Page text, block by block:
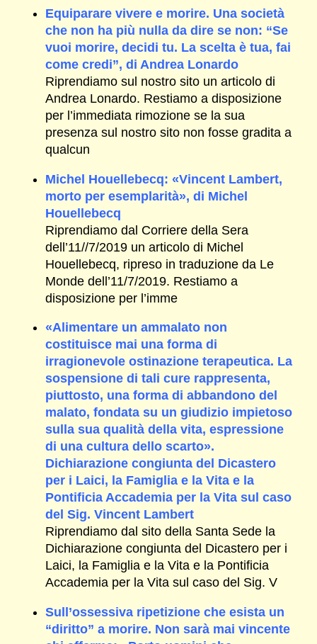
Equiparare vivere e morire. Una società
che non ha più nulla da dire se non: “Se
vuoi morire, decidi tu. La scelta è tua, fai
come credi”, di Andrea Lonardo
Riprendiamo sul nostro sito un articolo di
Andrea Lonardo. Restiamo a disposizione
per l’immediata rimozione se la sua
presenza sul nostro sito non fosse gradita a
qualcun
Michel Houellebecq: «Vincent Lambert,
morto per esemplarità», di Michel
Houellebecq
Riprendiamo dal Corriere della Sera
dell’11//7/2019 un articolo di Michel
Houellebecq, ripreso in traduzione da Le
Monde dell’11/7/2019. Restiamo a
disposizione per l’imme
«Alimentare un ammalato non
costituisce mai una forma di
irragionevole ostinazione terapeutica. La
sospensione di tali cure rappresenta,
piuttosto, una forma di abbandono del
malato, fondata su un giudizio impietoso
sulla sua qualità della vita, espressione
di una cultura dello scarto».
Dichiarazione congiunta del Dicastero
per i Laici, la Famiglia e la Vita e la
Pontificia Accademia per la Vita sul caso
del Sig. Vincent Lambert
Riprendiamo dal sito della Santa Sede la
Dichiarazione congiunta del Dicastero per i
Laici, la Famiglia e la Vita e la Pontificia
Accademia per la Vita sul caso del Sig. V
Sull’ossessiva ripetizione che esista un
“diritto” a morire. Non sarà mai vincente